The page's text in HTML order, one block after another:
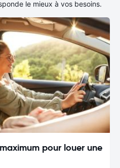
le mieux à vos besoins.
pour louer une